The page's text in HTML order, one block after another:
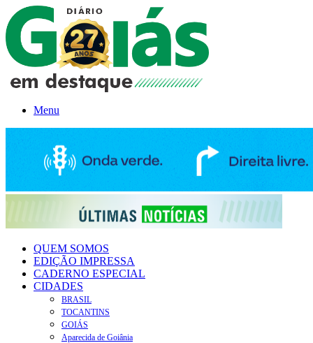
Menu
QUEM SOMOS
EDIÇÃO IMPRESSA
CADERNO ESPECIAL
CIDADES
BRASIL
TOCANTINS
GOIÁS
Aparecida de Goiânia